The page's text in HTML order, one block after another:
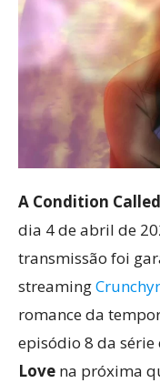
A Condition
dia 4 de abril de
transmissão foi
streaming
romance da
episódio 8 da série
Love na próxima